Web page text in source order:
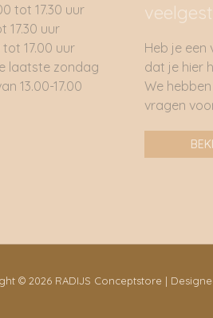
tot 17.30 uur
17.30 uur
17.00 uur
laatste zondag
13.00-17.00
Heb je een
dat je hier
We
vragen
© 2026 RADIJS Conceptstore |